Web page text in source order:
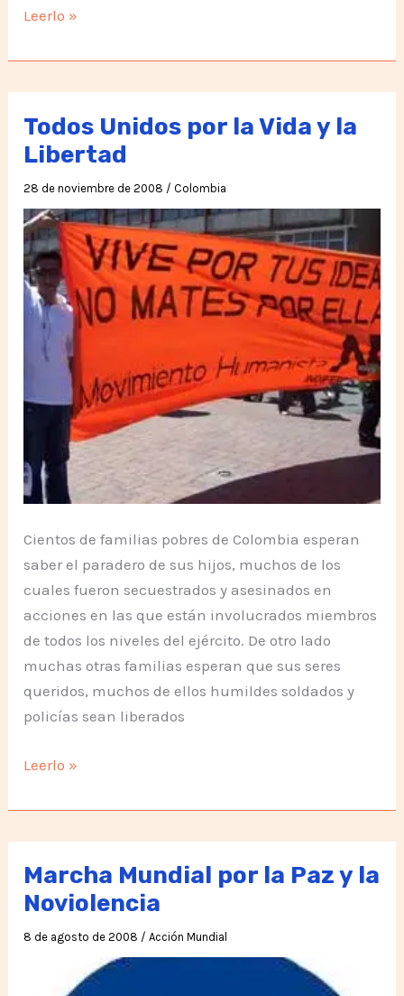
Unidos
la
Vida
y
Libertad
Leerlo »
Todos Unidos por la Vida y la
Libertad
28 de noviembre de 2008 / Colombia
Cientos de familias pobres de Colombia esperan
saber el paradero de sus hijos, muchos de los
cuales fueron secuestrados y asesinados en
acciones en las que están involucrados miembros
de todos los niveles del ejército. De otro lado
muchas otras familias esperan que sus seres
queridos, muchos de ellos humildes soldados y
policías sean liberados
Todos
por
la
Vida
la
Libertad
Leerlo »
Marcha Mundial por la Paz y la
Noviolencia
8 de agosto de 2008 /Acción Mundial